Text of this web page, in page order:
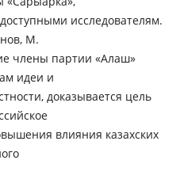
исследователям.
М.
члены партии «Алаш»
идеи и
доказывается цель
влияния казахских